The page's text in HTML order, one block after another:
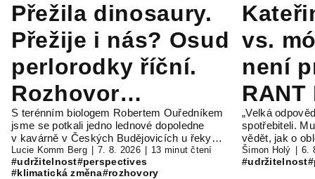
Přežila dinosaury.
Přežije i nás? Osud
perlorodky říční.
Rozhovor
s Robertem
Ouředníkem
S terénním biologem Robertem Ouředníkem
jsme se potkali jedno lednové dopoledne
v kavárně v Českých Budějovicích u řeky…
Lucie Komm Berg 7. 8. 2026 13 minut čtení
#udržitelnost#perspectives
#klimatická změna#rozhovory
vs.
není
#146
„Velká
spotřebiteli.
vědět, jak o
Šimon Holý 6.
#udržitelnost